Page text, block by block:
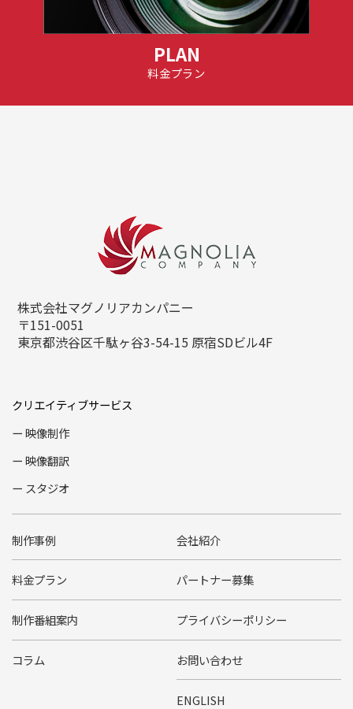
PLAN
料金プラン
株式会社マグノリアカンパニー
〒151-0051
東京都渋谷区千駄ヶ谷3-54-15 原宿SDビル4F
クリエイティブサービス
映像制作
映像翻訳
スタジオ
制作事例
料金プラン
制作番組案内
コラム
会社紹介
パートナー募集
プライバシーポリシー
お問い合わせ
ENGLISH